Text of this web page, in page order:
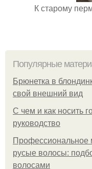
К старому
Популярные
Брюнетка в
свой внешний вид
С чем и как носить
руководство
Профессиональное
русые волосы:
волосами